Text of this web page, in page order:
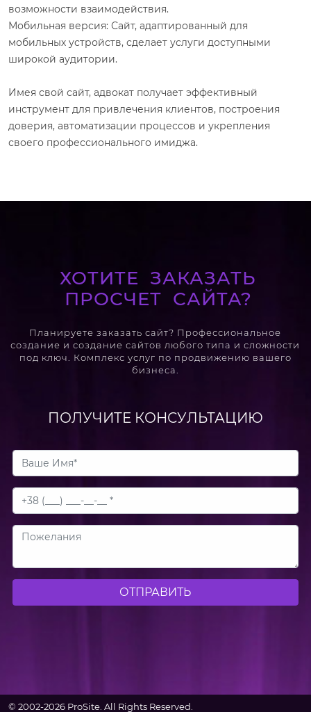
возможности взаимодействия.
Мобильная версия: Сайт, адаптированный для
мобильных устройств, сделает услуги доступными
широкой аудитории.
Имея свой сайт, адвокат получает эффективный
инструмент для привлечения клиентов, построения
доверия, автоматизации процессов и укрепления
своего профессионального имиджа.
ХОТИТЕ ЗАКАЗАТЬ
ПРОСЧЕТ САЙТА?
Планируете заказать сайт? Профессиональное
создание и создание сайтов любого типа и сложности
под ключ. Комплекс услуг по продвижению вашего
бизнеса.
ПОЛУЧИТЕ КОНСУЛЬТАЦИЮ
ОТПРАВИТЬ
© 2002-2026 ProSite. All Rights Reserved.